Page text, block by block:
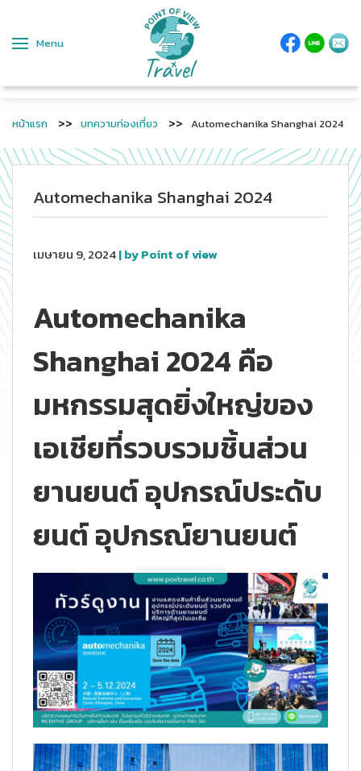
Menu
หน้าแรก บทความท่องเที่ยว Automechanika Shanghai 2024
Automechanika Shanghai 2024
เมษายน 9, 2024| by Point of view
Automechanika
Shanghai 2024 คือ
มหกรรมสุดยิ่งใหญ่ของ
เอเชียที่รวบรวมชิ้นส่วน
ยานยนต์ อุปกรณ์ประดับ
ยนต์ อุปกรณ์ยานยนต์